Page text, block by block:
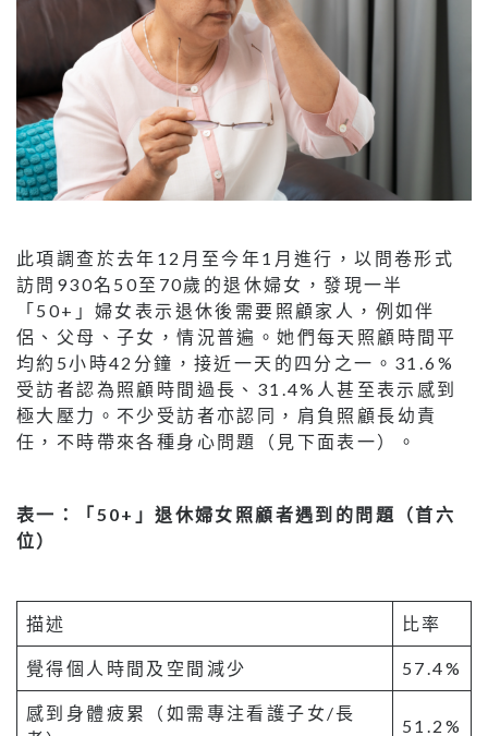
此項調查於去年12月至今年1月進行，以問卷形式
訪問930名50至70歲的退休婦女，發現一半
「50+」婦女表示退休後需要照顧家人，例如伴
侶、父母、子女，情況普遍。她們每天照顧時間平
均約5小時42分鐘，接近一天的四分之一。31.6%
受訪者認為照顧時間過長、31.4%人甚至表示感到
極大壓力。不少受訪者亦認同，肩負照顧長幼責
任，不時帶來各種身心問題（見下面表一）。
表一：「50+」退休婦女照顧者遇到的問題（首六
位）
描述 比率
覺得個人時間及空間減少 57.4%
感到身體疲累（如需專注看護子女/長
51.2%